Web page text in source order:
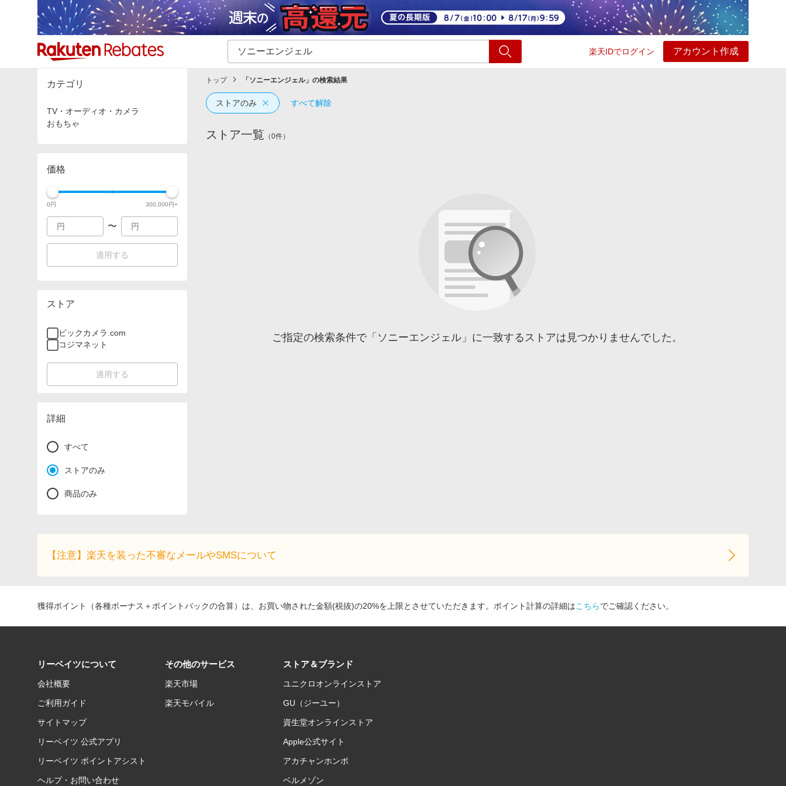
楽天IDでログイン アカウント作成
カテゴリー一覧 イベント一覧 ショッピング
カテゴリ
TV・オーディオ・カメラ
おもちゃ
価格
0円 300,000円+
〜
適用する
ストア
ビックカメラ.com
コジマネット
適用する
詳細
すべて
ストアのみ
商品のみ
トップ 「 ソニーエンジェル」の検索結果
ストアのみ すべて解除
ストア一覧 （0件）
ご指定の検索条件で「ソニーエンジェル」に一致するストアは見つかりませんでした。
【注意】楽天を装った不審なメールやSMSについて
獲得ポイント（各種ボーナス＋ポイントバックの合算）は、お買い物された金額(税抜)の20%を上限とさせていただきます。ポイント計算の詳細はこちらでご確認ください。
リーベイツについて
会社概要
ご利用ガイド
サイトマップ
リーベイツ 公式アプリ
リーベイツ ポイントアシスト
ヘルプ・お問い合わせ
その他のサービス
楽天市場
楽天モバイル
ストア＆ブランド
ユニクロオンラインストア
GU（ジーユー）
資生堂オンラインストア
Apple公式サイト
アカチャンホンポ
ベルメゾン